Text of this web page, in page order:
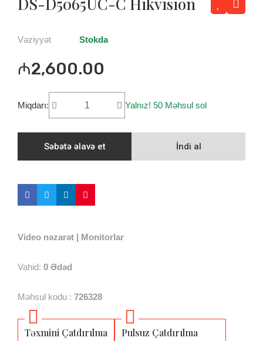
Vəziyyət Stokda
₼2,600.00
Miqdarı: Yalnız! 50 Məhsul sol
Səbətə əlavə et İndi al
Video nəzarət Monitorlar
Vahid: 0 Ədəd
Məhsul kodu : 726328
Təxmini Çatdırılma Pulsuz Çatdırılma